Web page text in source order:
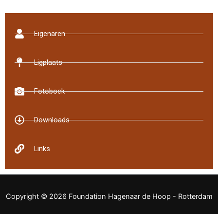
Eigenaren
Ligplaats
Fotoboek
Downloads
Links
Copyright © 2026 Foundation Hagenaar de Hoop - Rotterdam